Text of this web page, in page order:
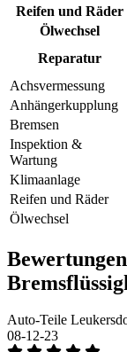
Reifen und Räder
Ölwechsel
Reparatur
Achsvermessung
Anhängerkupplung
Bremsen
Inspektion &
Wartung
Klimaanlage
Reifen und Räder
Ölwechsel
Auto-Teile
08-12-23